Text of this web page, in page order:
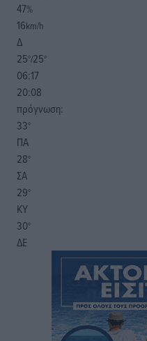
47%
16km/h
Δ
25°/25°
06:17
20:08
πρόγνωση:
33°
ΠΑ
28°
ΣΑ
29°
ΚΥ
30°
ΔΕ